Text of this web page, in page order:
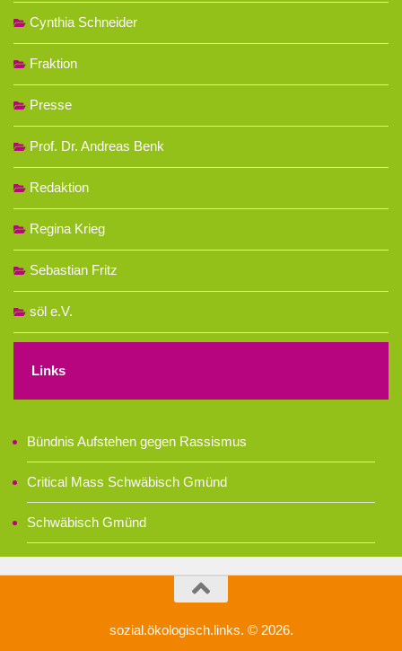
Cynthia Schneider
Fraktion
Presse
Prof. Dr. Andreas Benk
Redaktion
Regina Krieg
Sebastian Fritz
söl e.V.
Links
Bündnis Aufstehen gegen Rassismus
Critical Mass Schwäbisch Gmünd
Schwäbisch Gmünd
sozial.ökologisch.links. © 2026.